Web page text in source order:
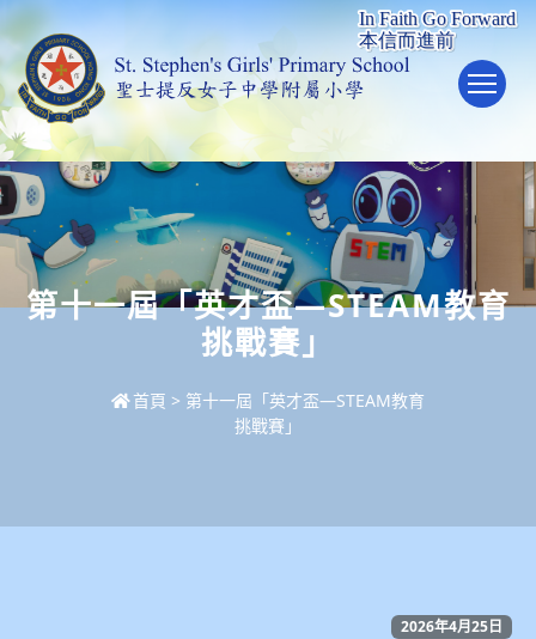
第十一屆「英才盃—STEAM教育
挑戰賽」
首頁 > 第十一屆「英才盃—STEAM教育
挑戰賽」
2026年4月25日